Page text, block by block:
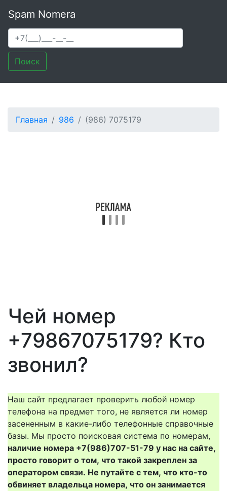
Spam Nomera
Поиск
Главная 986 (986) 7075179
Чей номер
+79867075179? Кто
звонил?
Наш сайт предлагает проверить любой номер
телефона на предмет того, не является ли номер
засененным в какие-либо телефонные справочные
базы. Мы просто поисковая система по номерам,
наличие номера +7(986)707-51-79 у нас на сайте,
просто говорит о том, что такой закреплен за
оператором связи. Не путайте с тем, что кто-то
обвиняет владельца номера, что он занимается